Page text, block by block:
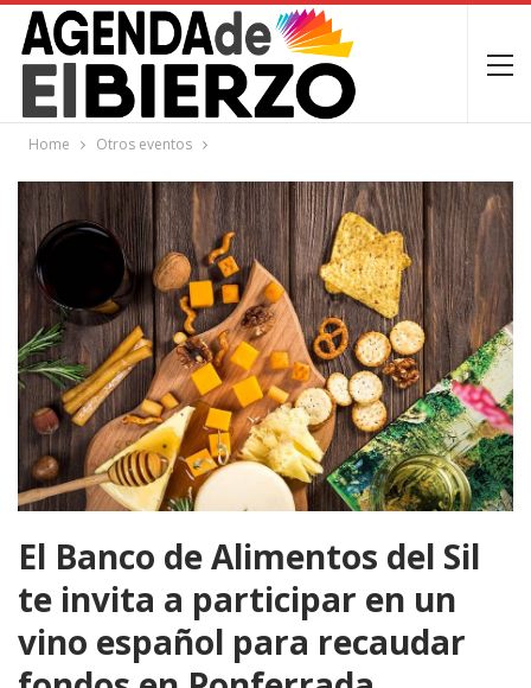
Home Otros eventos
El Banco de Alimentos del Sil
te invita a participar en un
vino español para recaudar